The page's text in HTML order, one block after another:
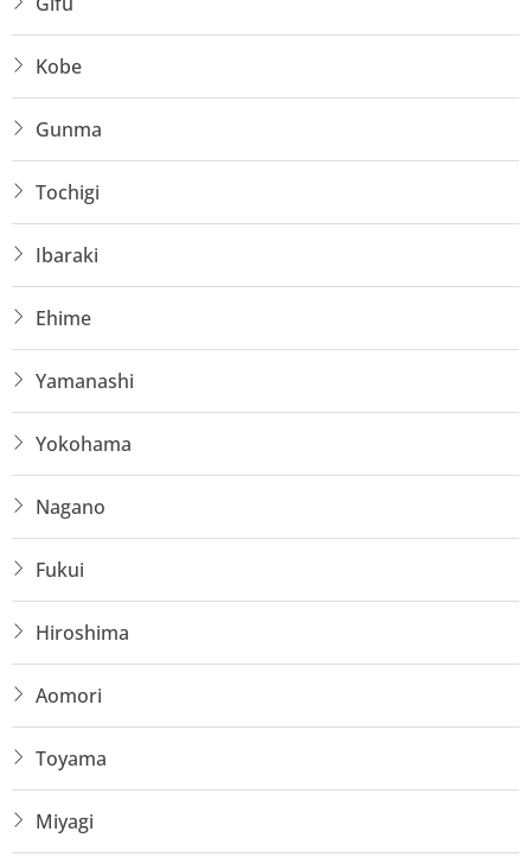
thủ tục từ A-Z.
Kobe
Gunma
Tochigi
Ibaraki
Ehime
Yamanashi
Yokohama
Nagano
Fukui
Hiroshima
Aomori
Toyama
Miyagi